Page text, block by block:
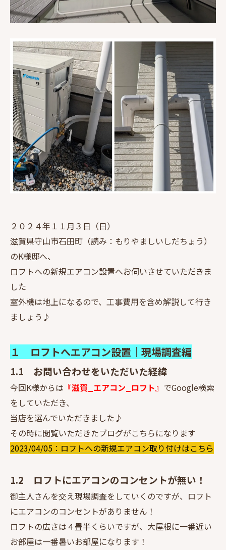
２０２４年１１月３日（日）
滋賀県守山市石田町（読み：もりやましいしだちょう）
のK様邸へ、
ロフトへの新規エアコン設置へお伺いさせていただきま
した
室外機は地上になるので、工事費用を含め解説して行き
ましょう♪
１ ロフトへエアコン設置｜現場調査編
1.1 お問い合わせをいただいた経緯
今回K様からは 『滋賀_エアコン_ロフト』 でGoogle検索
をしていただき、
当店を選んでいただきました♪
その時に閲覧いただきたブログがこちらになります
2023/04/05：ロフトへの新規エアコン取り付けはこちら
1.2 ロフトにエアコンのコンセントが無い！
御主人さんを交え現場調査をしていくのですが、ロフト
にエアコンのコンセントがありません！
ロフトの広さは４畳半くらいですが、大屋根に一番近い
お部屋は一番暑いお部屋になります！